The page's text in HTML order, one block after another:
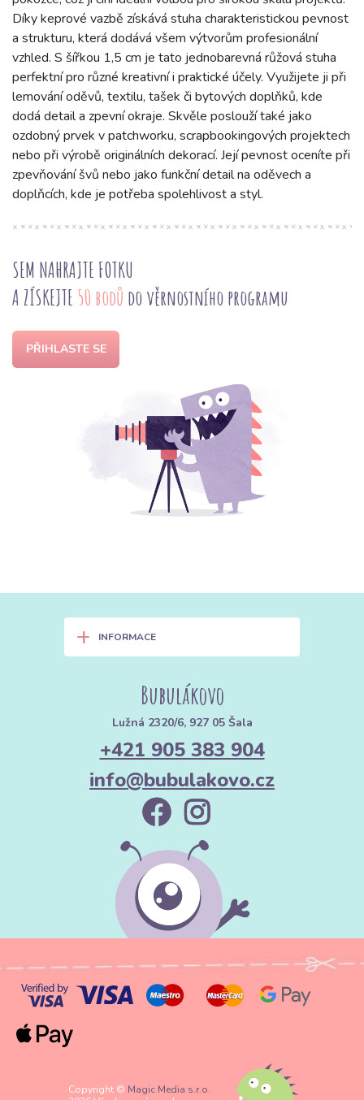
Díky keprové vazbě získává stuha charakteristickou pevnost
a strukturu, která dodává všem výtvorům profesionální
vzhled. S šířkou 1,5 cm je tato jednobarevná růžová stuha
perfektní pro různé kreativní i praktické účely. Využijete ji při
lemování oděvů, textilu, tašek či bytových doplňků, kde
dodá detail a zpevní okraje. Skvěle poslouží také jako
ozdobný prvek v patchworku, scrapbookingových projektech
nebo při výrobě originálních dekorací. Její pevnost oceníte při
zpevňování švů nebo jako funkční detail na oděvech a
doplňcích, kde je potřeba spolehlivost a styl.
SEM NAHRAJTE FOTKU
A ZÍSKEJTE 50 bodů do věrnostního programu
PŘIHLASTE SE
+ INFORMACE
Bubulákovo
Lužná 2320/6, 927 05 Šala
+421 905 383 904
info@bubulakovo.cz
Copyright © Magic Media s.r.o.